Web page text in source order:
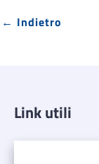
← Indietro
Link utili